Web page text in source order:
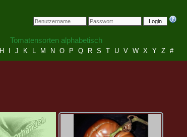
Login
Tomatensorten alphabetisch
H J K L M N O P Q R S T U V W X Y Z #